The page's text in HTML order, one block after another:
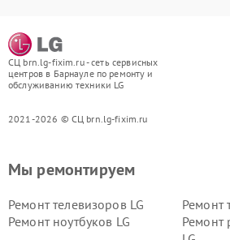
СЦ brn.lg-fixim.ru - сеть сервисных
центров в Барнауле по ремонту и
обслуживанию техники LG
2021-2026 © СЦ brn.lg-fixim.ru
Мы ремонтируем
Ремонт телевизоров LG
Ремонт
Ремонт ноутбуков LG
Ремонт